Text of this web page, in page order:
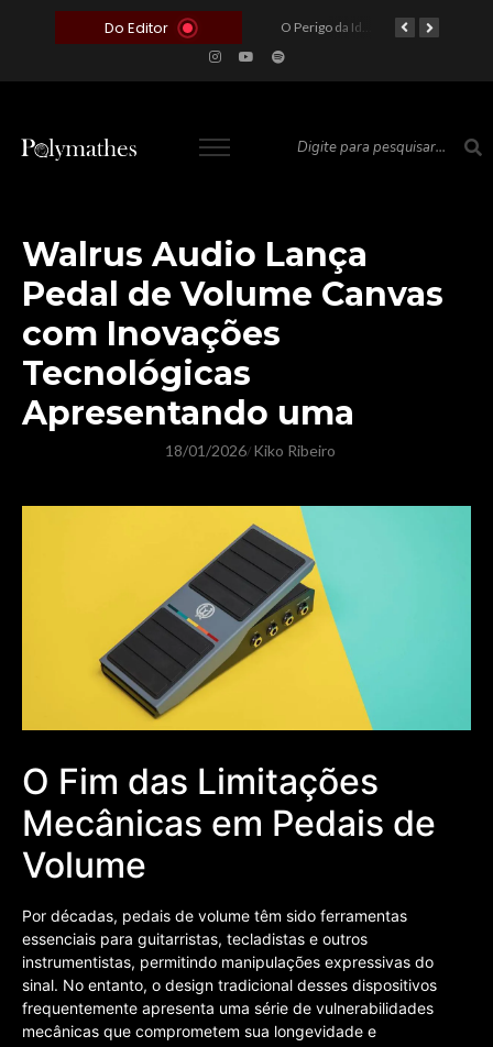
Do Editor O Perigo da Ideologia Desenfreada na Justiça: Quando a Pauta Política Substitui a Pena Criminal
Walrus Audio Lança
Pedal de Volume Canvas
com Inovações
Tecnológicas
Apresentando uma
18/01/2026/ Kiko Ribeiro
O Fim das Limitações
Mecânicas em Pedais de
Volume
Por décadas, pedais de volume têm sido ferramentas
essenciais para guitarristas, tecladistas e outros
instrumentistas, permitindo manipulações expressivas do
sinal. No entanto, o design tradicional desses dispositivos
frequentemente apresenta uma série de vulnerabilidades
mecânicas que comprometem sua longevidade e